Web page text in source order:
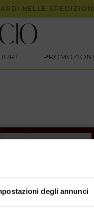
degli annunci
NELLE SPEDIZIONI.
PROMOZIONI